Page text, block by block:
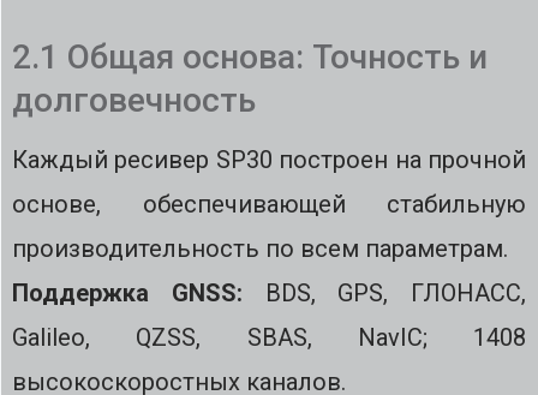
2.1 Общая основа: Точность и
долговечность
Каждый ресивер SP30 построен на прочной
основе, обеспечивающей стабильную
производительность по всем параметрам.
Поддержка GNSS: BDS, GPS, ГЛОНАСС,
Galileo, QZSS, SBAS, NavIC; 1408
высокоскоростных каналов.